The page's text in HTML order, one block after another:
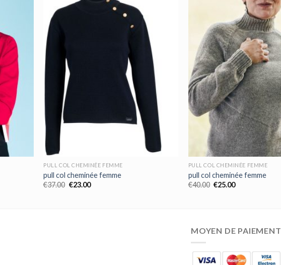
PULL COL CHEMINÉE FEMME
pull col cheminée femme
€37.00 €23.00
PULL COL CHEMINÉE FEMME
pull col cheminée femme
€40.00 €25.00
MOYEN DE PAIEMENT